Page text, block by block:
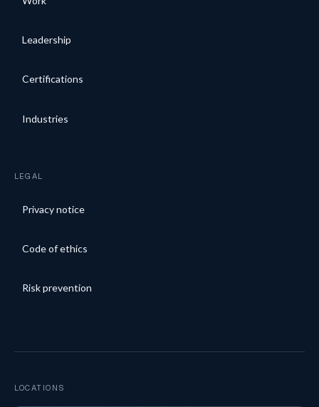
Leadership
Certifications
Industries
LEGAL
Privacy notice
Code of ethics
Risk prevention
LOCATIONS